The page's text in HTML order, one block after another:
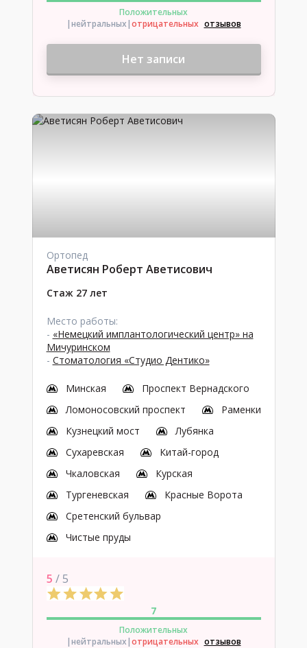
Положительных
|нейтральных|отрицательных отзывов
Нет записи
Ортопед
Аветисян Роберт Аветисович
Стаж 27 лет
Место работы:
- «Немецкий имплантологический центр» на
Мичуринском
- Стоматология «Студио Дентико»
Минская
Проспект Вернадского
Ломоносовский проспект
Раменки
Кузнецкий мост
Лубянка
Сухаревская
Китай-город
Чкаловская
Курская
Тургеневская
Красные Ворота
Сретенский бульвар
Чистые пруды
5 / 5
7
Положительных
|нейтральных|отрицательных отзывов